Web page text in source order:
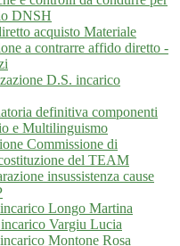
DNSH
acquisto Materiale
a contrarre affido diretto -
D.S. incarico
definitiva componenti
e Multilinguismo
Commissione di
del TEAM
insussistenza cause
Longo Martina
Vargiu Lucia
Montone Rosa